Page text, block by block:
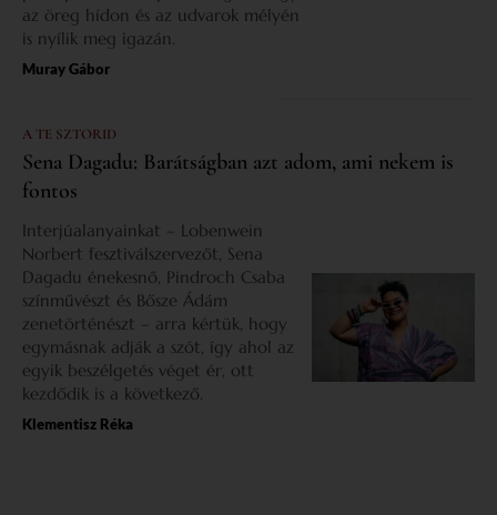
az öreg hídon és az udvarok mélyén
is nyílik meg igazán.
Muray Gábor
A TE SZTORID
Sena Dagadu: Barátságban azt adom, ami nekem is
fontos
Interjúalanyainkat – Lobenwein
Norbert fesztiválszervezőt, Sena
Dagadu énekesnő, Pindroch Csaba
színművészt és Bősze Ádám
zenetörténészt – arra kértük, hogy
egymásnak adják a szót, így ahol az
egyik beszélgetés véget ér, ott
kezdődik is a következő.
Klementisz Réka